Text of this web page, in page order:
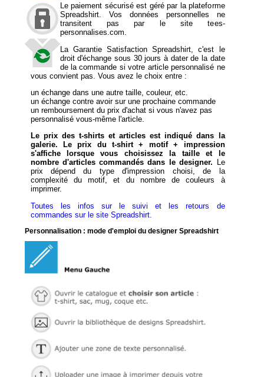
Le paiement sécurisé est géré par la plateforme
Spreadshirt. Vos données personnelles ne
transitent pas par le site tees-
personnalises.com.
La Garantie Satisfaction Spreadshirt, c'est le
droit d'échange sous 30 jours à dater de la date
de la commande si votre article personnalisé ne
vous convient pas. Vous avez le choix entre :
un échange dans une autre taille, couleur, etc.
un échange contre avoir sur une prochaine commande
un remboursement du prix d'achat si vous n'avez pas
personnalisé vous-même l'article.
Le prix des t-shirts et articles est indiqué dans la
galerie. Le prix du t-shirt + motif + impression
s'affiche lorsque vous choisissez la taille et le
nombre d'articles commandés dans le designer. Le
prix dépend du type d'impression choisi, de la
complexité du motif, et du nombre de couleurs à
imprimer.
Toutes les infos sur le suivi et les retours de
commandes sur le site Spreadshirt.
Personnalisation : mode d'emploi du designer Spreadshirt